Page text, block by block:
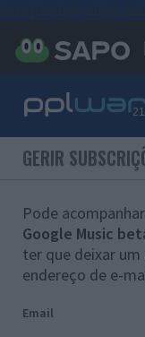
GERIR
Pode
Google Music
ter que deixar
endereço de e-
Email